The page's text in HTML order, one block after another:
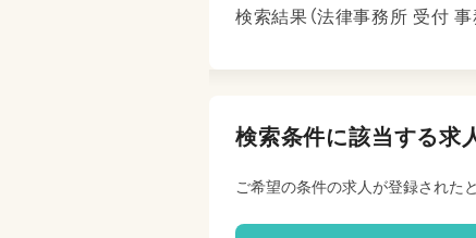
検索結果（法律事務所 受付 事
検索条件に該当する求
ご希望の条件の求人が登録された